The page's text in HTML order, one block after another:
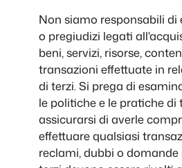
Non siamo responsabili di
o pregiudizi legati
beni, servizi, risorse,
transazioni effettuate in
di terzi. Si prega di
le politiche e le pratiche di
assicurarsi di averle
effettuare qualsiasi
reclami, dubbi o